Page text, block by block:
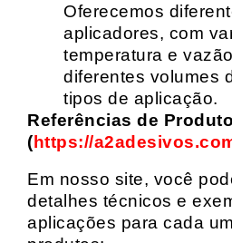
Oferecemos
aplicadores, com
temperatura e
diferentes volumes
tipos de aplicação.
Referências de
(https://
Em nosso site, você
detalhes técnicos e
aplicações para cada